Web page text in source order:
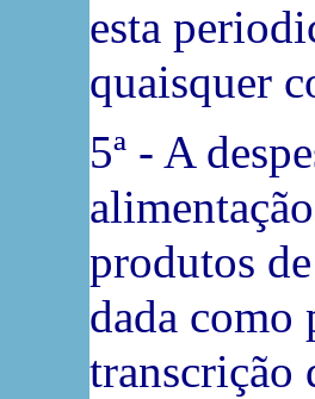
esta
quaisquer
5ª - A
produtos
dada como
transcrição